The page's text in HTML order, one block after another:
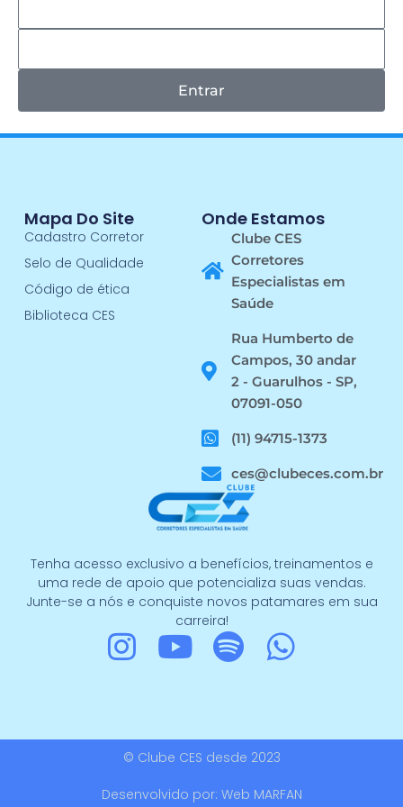
Entrar
Tenha acesso exclusivo a benefícios, treinamentos e
uma rede de apoio que potencializa suas vendas.
Junte-se a nós e conquiste novos patamares em sua
carreira!
I
t
a
Y
t
u
S
t
i
W
t
Mapa Do Site
Cadastro Corretor
Selo de Qualidade
Código de ética
Biblioteca CES
Onde Estamos
Clube CES
Corretores
Especialistas em
Saúde
Rua Humberto de
Campos, 30 andar
2 - Guarulhos - SP,
07091-050
(11) 94715-1373
ces@clubeces.com.br
© Clube CES desde 2023
Desenvolvido por: Web MARFAN